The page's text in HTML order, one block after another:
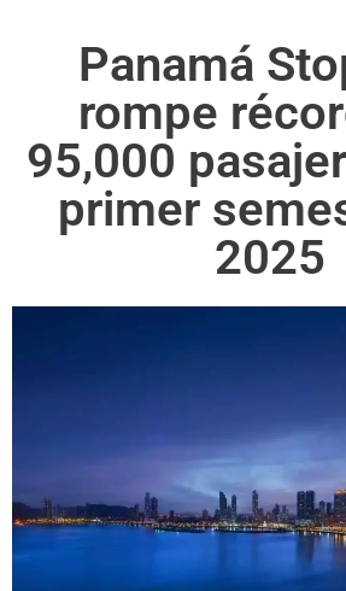
Panamá
rompe
95,000
primer
2025